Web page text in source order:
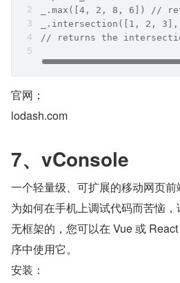
_.max([4, 2, 8, 6]) //
_.intersection([1, 2,
// returns the
官网：
lodash.com
7、vConsole
一个轻量级、可扩展的移动网页
为如何在手机上调试代码而苦恼
无框架的，您可以在 Vue 或
序中使用它。
安装：